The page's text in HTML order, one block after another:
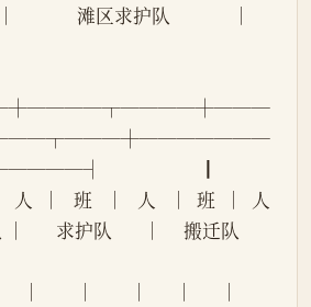
滩区求护队              │
┃
人  │   班   │   人   │  班  │  人
求护队       │     搬迁队
│        │        │      │      │